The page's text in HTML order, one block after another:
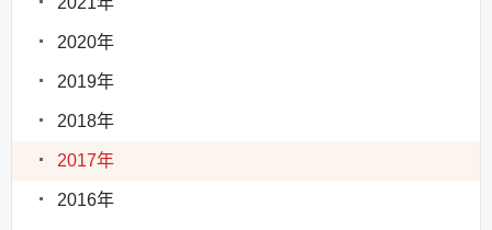
2020年
2019年
2018年
2017年
2016年